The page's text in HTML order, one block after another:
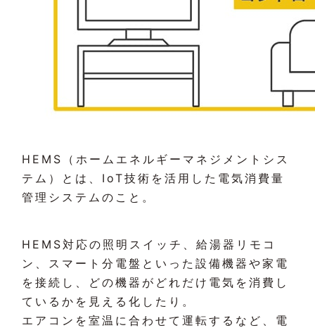
HEMS（ホームエネルギーマネジメントシス
テム）とは、IoT技術を活用した電気消費量
管理システムのこと。
HEMS対応の照明スイッチ、給湯器リモコ
ン、スマート分電盤といった設備機器や家電
を接続し、どの機器がどれだけ電気を消費し
ているかを見える化したり。
エアコンを室温に合わせて運転するなど、電